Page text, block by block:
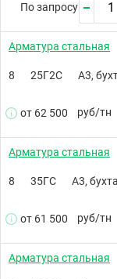
По запросу
Арматура стальная
8 25Г2С А3,
от 62 500 руб/тн
Арматура стальная
8 35ГС А3, бухта
от 61 500 руб/тн
Арматура стальная